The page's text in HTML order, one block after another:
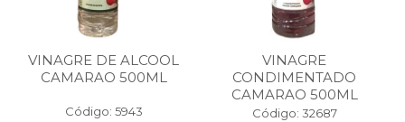
VINAGRE DE ALCOOL
CAMARAO 500ML
Código: 5943
VINAGRE
CONDIMENTADO
CAMARAO 500ML
Código: 32687